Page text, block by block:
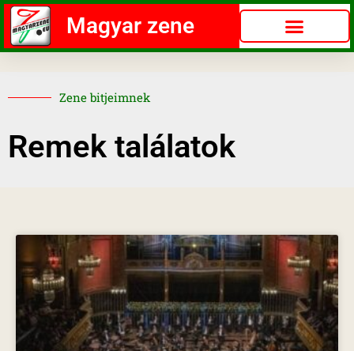
Magyar zene
Zene bitjeimnek
Remek találatok